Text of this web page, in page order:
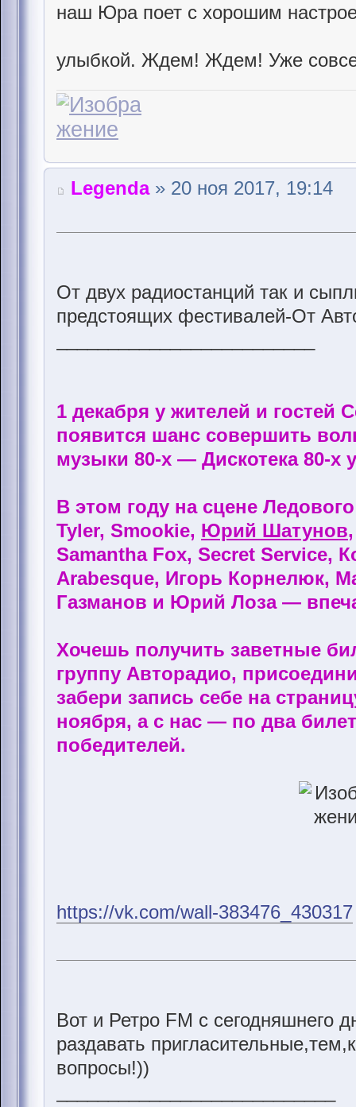
наш Юра поет с хорошим
улыбкой. Ждем! Ждем! Уже
Legenda» 20 ноя 2017, 19:14
От двух радиостанций так и
предстоящих фестивалей-От
1 декабря у жителей и гостей
появится шанс совершить
музыки 80-х — Дискотека 80-х
В этом году на сцене
Tyler, Smookie, Юрий Шатунов
Samantha Fox, Secret Service,
Arabesque, Игорь Корнелюк,
Газманов и Юрий Лоза —
Хочешь получить заветные
группу Авторадио,
забери запись себе на
ноября, а с нас — по два
победителей.
https://vk.com/wall-383476_430317
Вот и Ретро FM с сегодняшнего
раздавать
вопросы!))